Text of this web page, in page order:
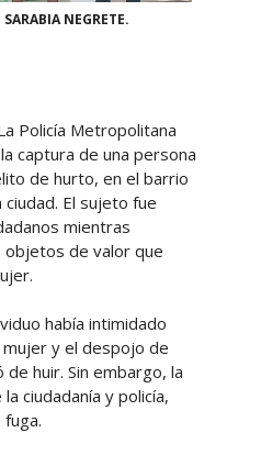
SARABIA NEGRETE.
Policía Metropolitana
captura de una persona
de hurto, en el barrio
ciudad. El sujeto fue
mientras
objetos de valor que
había intimidado
mujer y el despojo de
huir. Sin embargo, la
ciudadanía y policía,